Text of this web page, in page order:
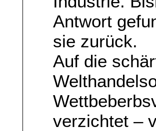
Antwort
sie zurück.
Auf die
verzichtet –